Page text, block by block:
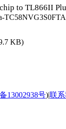
to TL866II
KB)
13002938号)|联